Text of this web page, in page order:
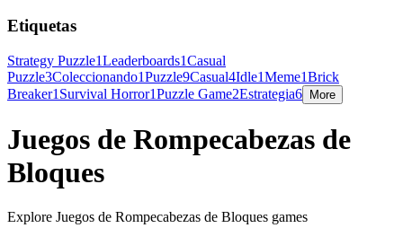
Etiquetas
Strategy Puzzle1Leaderboards1Casual
Puzzle3Coleccionando1Puzzle9Casual4Idle1Meme1Brick
Breaker1 Survival Horror1Puzzle Game2Estrategia6 More
Juegos de Rompecabezas de
Bloques
Explore Juegos de Rompecabezas de Bloques games